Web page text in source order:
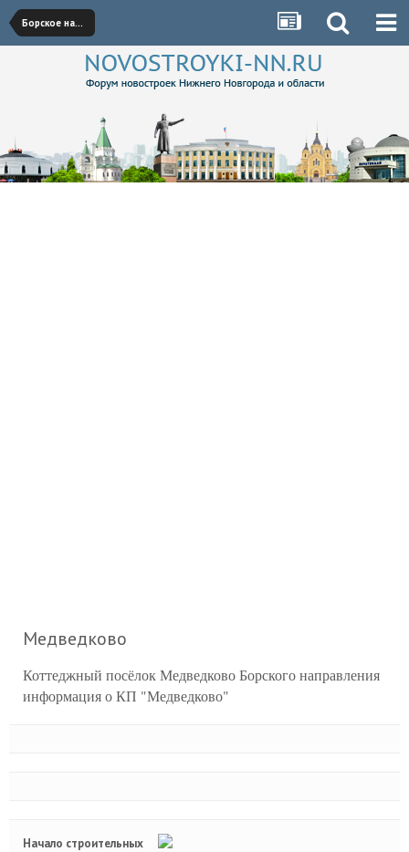
Борское направление
Медведково
Коттеджный посёлок Медведково Борского направления
информация о КП "Медведково"
Начало строительных